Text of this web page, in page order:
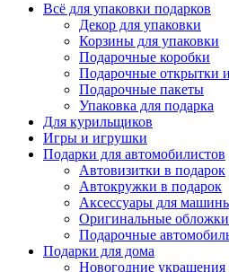
Всё для упаковки подарков
Декор для упаковки
Корзины для упаковки
Подарочные коробки
Подарочные открытки
Подарочные пакеты
Упаковка для подарка
Для курильщиков
Игры и игрушки
Подарки для автомобилистов
Автовизитки в подарок
Автокружки в подарок
Аксессуары для
Оригинальные обложки
Подарочные
Подарки для дома
Новогодние украшения